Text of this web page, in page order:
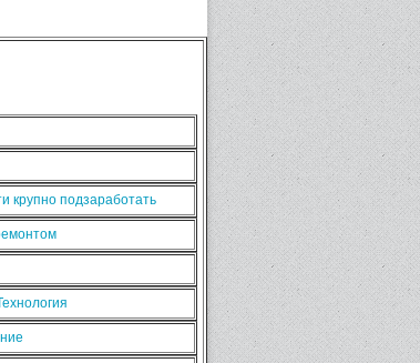
крупно подзаработать